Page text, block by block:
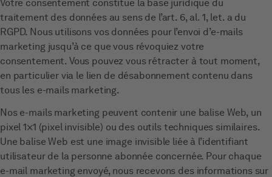
Votre consentement constitue la base juridique du
traitement des données au sens de l’art. 6, al. 1, let. a du
RGPD. Nous utilisons vos données pour l’envoi d’e-mails
marketing jusqu’à ce que vous révoquiez votre
consentement. Vous pouvez vous rétracter à tout moment,
en particulier via le lien de désabonnement contenu dans
tous les e-mails marketing.
Nos e-mails marketing peuvent contenir une balise Web, un
pixel 1×1 (pixel invisible) ou des outils techniques similaires.
Une balise Web est une image invisible liée à l’identifiant
utilisateur de la personne abonnée concernée. Pour chaque
e-mail marketing envoyé, nous recevons des informations sur